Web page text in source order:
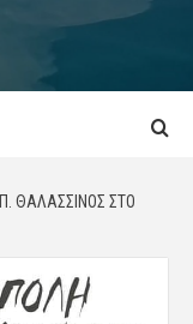
ΘΑΛΑΣΣΙΝΌΣ ΣΤΟ